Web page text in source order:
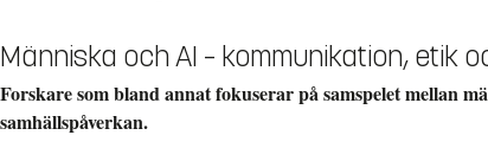
Människa och AI – kommunikation, etik
Forskare som bland annat fokuserar på samspelet mellan
samhällspåverkan.